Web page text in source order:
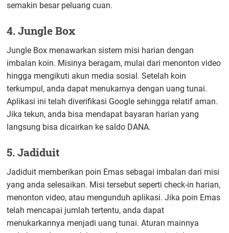
semakin besar peluang cuan.
4. Jungle Box
Jungle Box menawarkan sistem misi harian dengan
imbalan koin. Misinya beragam, mulai dari menonton video
hingga mengikuti akun media sosial. Setelah koin
terkumpul, anda dapat menukarnya dengan uang tunai.
Aplikasi ini telah diverifikasi Google sehingga relatif aman.
Jika tekun, anda bisa mendapat bayaran harian yang
langsung bisa dicairkan ke saldo DANA.
5. Jadiduit
Jadiduit memberikan poin Emas sebagai imbalan dari misi
yang anda selesaikan. Misi tersebut seperti check-in harian,
menonton video, atau mengunduh aplikasi. Jika poin Emas
telah mencapai jumlah tertentu, anda dapat
menukarkannya menjadi uang tunai. Aturan mainnya